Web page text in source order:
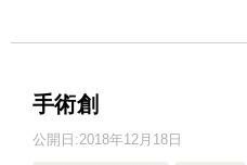
手術創
公開日:2018年12月18日